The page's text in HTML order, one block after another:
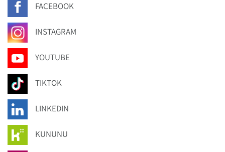
FACEBOOK
INSTAGRAM
YOUTUBE
TIKTOK
LINKEDIN
KUNUNU